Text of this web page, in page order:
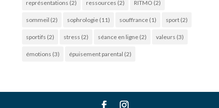
représentations (2) ressources (2) RITMO (2)
sommeil (2) sophrologie(11) souffrance(1) sport(2)
sportifs (2) stress (2) séance en ligne(2) valeurs (3)
émotions (3) épuisement parental (2)